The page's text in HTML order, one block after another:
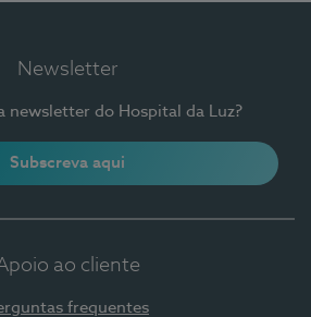
Newsletter
newsletter do Hospital da Luz?
Subscreva aqui
ao cliente
frequentes